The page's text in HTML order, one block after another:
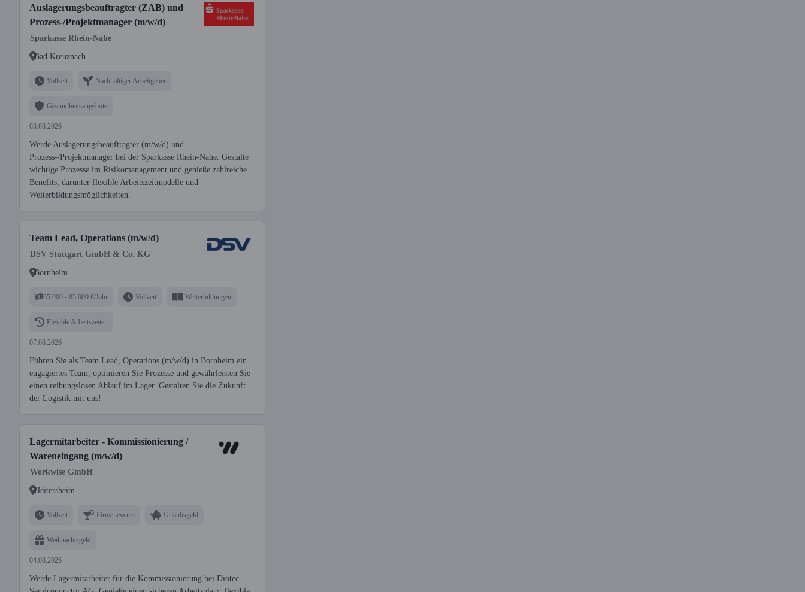
Auslagerungsbeauftragter (ZAB) und
Prozess-/Projektmanager (m/w/d)
Sparkasse Rhein-Nahe
Bad Kreuznach
Vollzeit Nachhaltiger Arbeitgeber
Gesundheitsangebote
03.08.2026
Werde Auslagerungsbeauftragter (m/w/d) und
Prozess-/Projektmanager bei der Sparkasse Rhein-Nahe. Gestalte
wichtige Prozesse im Risikomanagement und genieße zahlreiche
Benefits, darunter flexible Arbeitszeitmodelle und
Weiterbildungsmöglichkeiten.
Team Lead, Operations (m/w/d)
DSV Stuttgart GmbH & Co. KG
Bornheim
65.000 - 85.000 €/Jahr Vollzeit Weiterbildungen
Flexible Arbeitszeiten
07.08.2026
Führen Sie als Team Lead, Operations (m/w/d) in Bornheim ein
engagiertes Team, optimieren Sie Prozesse und gewährleisten Sie
einen reibungslosen Ablauf im Lager. Gestalten Sie die Zukunft
der Logistik mit uns!
Lagermitarbeiter - Kommissionierung /
Wareneingang (m/w/d)
Workwise GmbH
Heitersheim
Vollzeit Firmenevents Urlaubsgeld
Weihnachtsgeld
04.08.2026
Werde Lagermitarbeiter für die Kommissionierung bei Diotec